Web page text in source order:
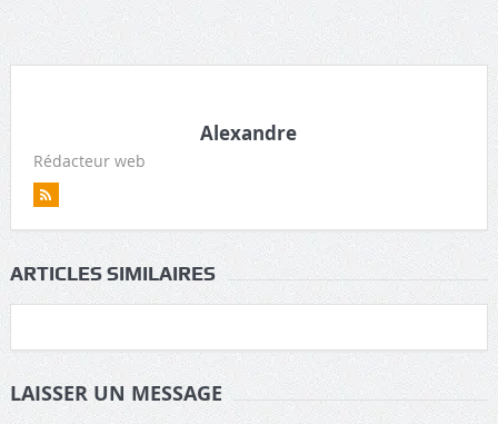
Alexandre
Rédacteur web
ARTICLES SIMILAIRES
LAISSER UN MESSAGE